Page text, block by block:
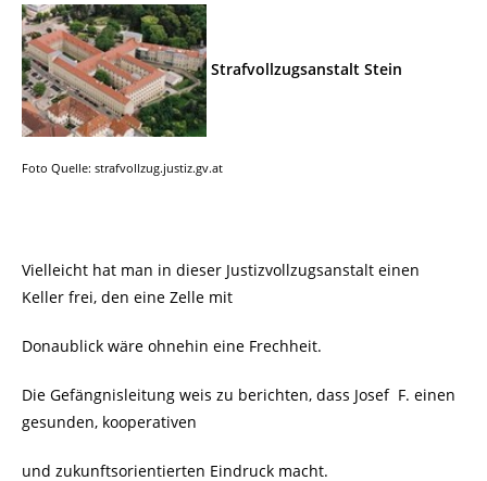
Strafvollzugsanstalt Stein
Foto Quelle: strafvollzug.justiz.gv.at
Vielleicht hat man in dieser Justizvollzugsanstalt einen
Keller frei, den eine Zelle mit
Donaublick wäre ohnehin eine Frechheit.
Die Gefängnisleitung weis zu berichten, dass Josef F. einen
gesunden, kooperativen
und zukunftsorientierten Eindruck macht.